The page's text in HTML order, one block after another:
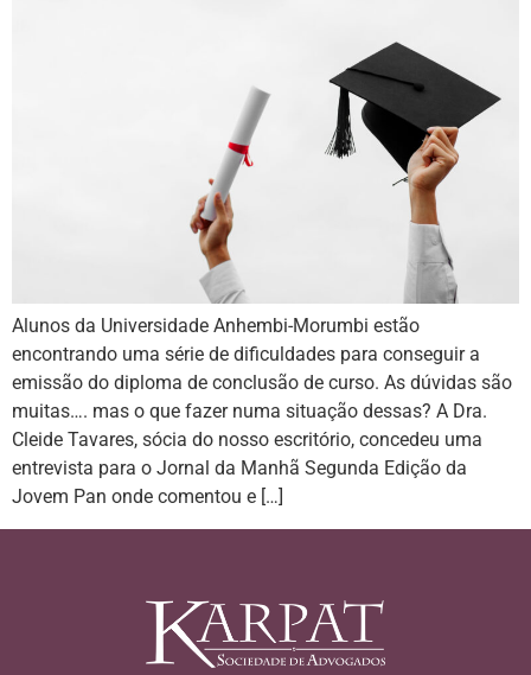
Alunos da Universidade Anhembi-Morumbi estão
encontrando uma série de dificuldades para conseguir a
emissão do diploma de conclusão de curso. As dúvidas são
muitas…. mas o que fazer numa situação dessas? A Dra.
Cleide Tavares, sócia do nosso escritório, concedeu uma
entrevista para o Jornal da Manhã Segunda Edição da
Jovem Pan onde comentou e […]